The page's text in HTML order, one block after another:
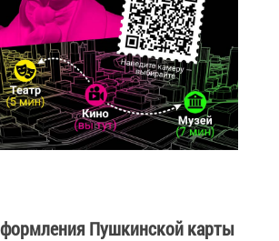
Пушкинской карты